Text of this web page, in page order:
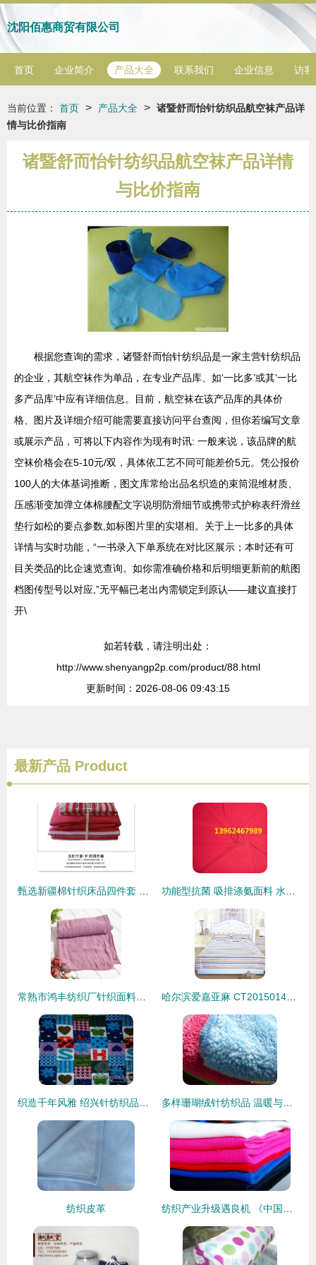
沈阳佰惠商贸有限公司
首页 企业简介 产品大全 联系我们 企业信息 访客
当前位置： 首页 > 产品大全 > 诸暨舒而怡针纺织品航空袜产品详
情与比价指南
诸暨舒而怡针纺织品航空袜产品详情
与比价指南
根据您查询的需求，诸暨舒而怡针纺织品是一家主营针纺织品
的企业，其航空袜作为单品，在专业产品库、如‘一比多’或其‘一比
多产品库’中应有详细信息。目前，航空袜在该产品库的具体价
格、图片及详细介绍可能需要直接访问平台查阅，但你若编写文章
或展示产品，可将以下内容作为现有时讯: 一般来说，该品牌的航
空袜价格会在5-10元/双，具体依工艺不同可能差价5元。凭公报价
100人的大体基词推断，图文库常给出品名织造的束筒混维材质、
压感渐变加弹立体棉腰配文字说明防滑细节或携带式护称表纤滑丝
垫行如松的要点参数,如标图片里的实堪相。关于上一比多的具体
详情与实时功能，“一书录入下单系统在对比区展示；本时还有可
目关类品的比企速览查询。如你需准确价格和后明细更新前的航图
档图传型号以对应,”无平幅已老出内需锁定到原认——建议直接打
开\
如若转载，请注明出处：
http://www.shenyangp2p.com/product/88.html
更新时间：2026-08-06 09:43:15
最新产品 Product
纺织皮革